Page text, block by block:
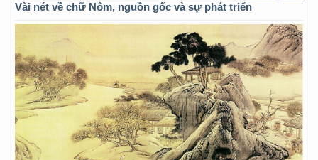
Vài nét về chữ Nôm, nguồn gốc và sự phát triển